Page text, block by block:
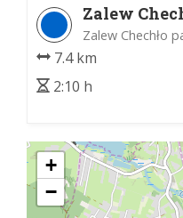
Zalew
Zalew Chechło
7.4 km
2:10 h
+
−